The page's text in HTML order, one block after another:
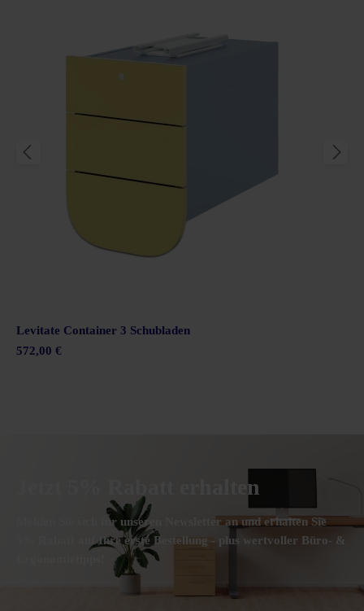
Levitate Container 3 Schubladen
572,00 €
Jetzt 5% Rabatt erhalten
Melden Sie sich für unseren Newsletter an und erhalten Sie
5% Rabatt auf Ihre erste Bestellung - plus wertvoller Büro- &